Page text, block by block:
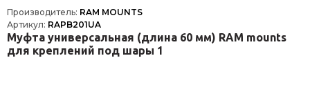
Производитель: RAM MOUNTS
Артикул: RAPB201UA
Муфта универсальная (длина 60 мм) RAM mounts
для креплений под шары 1